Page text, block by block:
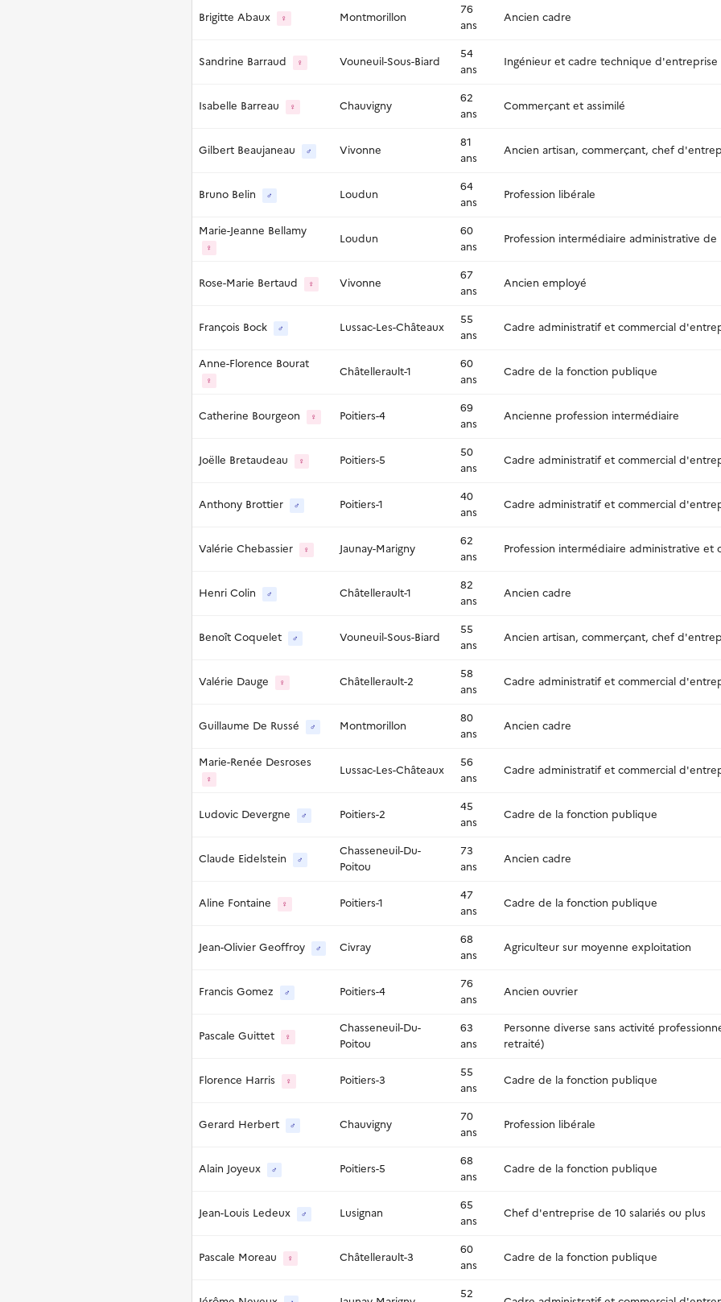
Brigitte Abaux ♀ Montmorillon
76
ans
Ancien cadre
Sandrine Barraud ♀ Vouneuil-Sous-Biard
54
ans
Ingénieur et cadre technique d'entreprise
Isabelle Barreau ♀ Chauvigny
62
ans
Commerçant et assimilé
Gilbert Beaujaneau ♂ Vivonne
81
ans
Ancien artisan, commerçant, chef
Bruno Belin ♂ Loudun
64
ans
Profession libérale
Marie-Jeanne Bellamy
♀
Loudun
60
ans
Profession intermédiaire administrative
Rose-Marie Bertaud ♀ Vivonne
67
ans
Ancien employé
François Bock ♂ Lussac-Les-Châteaux
55
ans
Cadre administratif et commercial
Anne-Florence Bourat
♀
Châtellerault-1
60
ans
Cadre de la fonction publique
Catherine Bourgeon ♀ Poitiers-4
69
ans
Ancienne profession intermédiaire
Joëlle Bretaudeau ♀ Poitiers-5
50
ans
Cadre administratif et commercial
Anthony Brottier ♂ Poitiers-1
40
ans
Cadre administratif et commercial
Valérie Chebassier ♀ Jaunay-Marigny
62
ans
Profession intermédiaire administrative et
Henri Colin ♂ Châtellerault-1
82
ans
Ancien cadre
Benoît Coquelet ♂ Vouneuil-Sous-Biard
55
ans
Ancien artisan, commerçant, chef
Valérie Dauge ♀ Châtellerault-2
58
ans
Cadre administratif et commercial
Guillaume De Russé ♂ Montmorillon
80
ans
Ancien cadre
Marie-Renée Desroses
♀
Lussac-Les-Châteaux
56
ans
Cadre administratif et commercial
Ludovic Devergne ♂ Poitiers-2
45
ans
Cadre de la fonction publique
Claude Eidelstein ♂
Chasseneuil-Du-
Poitou
73
ans
Ancien cadre
Aline Fontaine ♀ Poitiers-1
47
ans
Cadre de la fonction publique
Jean-Olivier Geoffroy ♂ Civray
68
ans
Agriculteur sur moyenne exploitation
Francis Gomez ♂ Poitiers-4
76
ans
Ancien ouvrier
Pascale Guittet ♀
Chasseneuil-Du-
Poitou
63
ans
Personne diverse sans activité
retraité)
Florence Harris ♀ Poitiers-3
55
ans
Cadre de la fonction publique
Gerard Herbert ♂ Chauvigny
70
ans
Profession libérale
Alain Joyeux ♂ Poitiers-5
68
ans
Cadre de la fonction publique
Jean-Louis Ledeux ♂ Lusignan
65
ans
Chef d'entreprise de 10 salariés ou plus
Pascale Moreau ♀ Châtellerault-3
60
ans
Cadre de la fonction publique
52